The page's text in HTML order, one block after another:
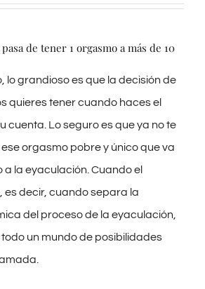
de tener 1 orgasmo a más de 10
lo grandioso es que la decisión de
quieres tener cuando haces el
cuenta. Lo seguro es que ya no te
orgasmo pobre y único que va
la eyaculación. Cuando el
es decir, cuando separa la
del proceso de la eyaculación,
un mundo de posibilidades